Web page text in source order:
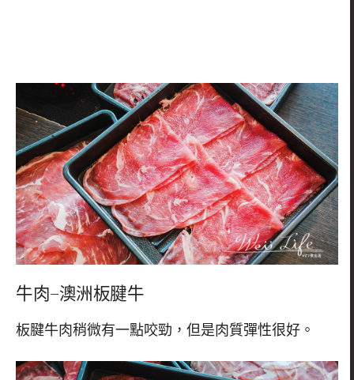
牛肉–澳洲板腱牛
板腱牛肉稍微有一點咬勁，但是肉質彈性很好。